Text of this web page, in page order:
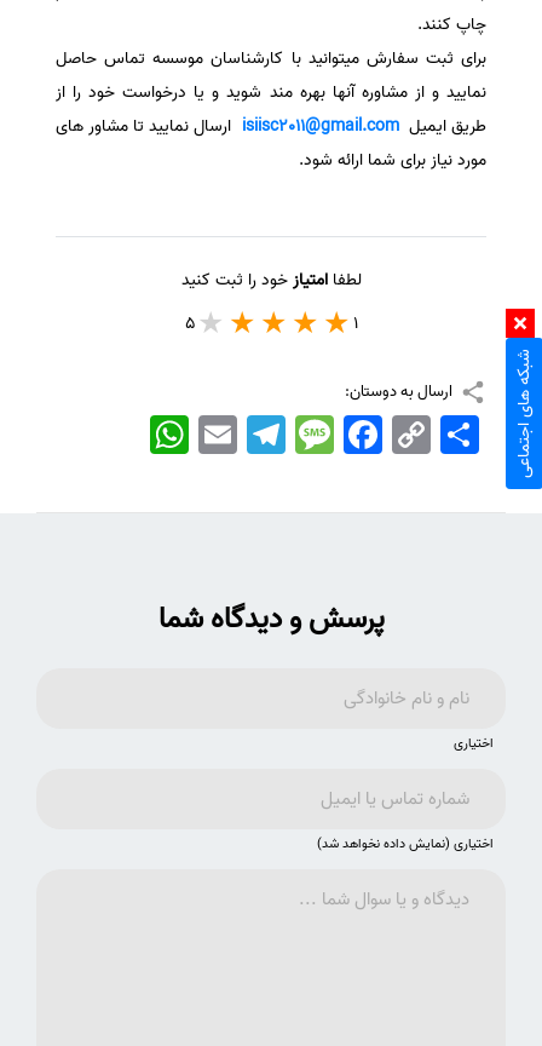
چاپ کنند.
برای ثبت سفارش میتوانید با کارشناسان موسسه تماس حاصل
نمایید و از مشاوره آنها بهره مند شوید و یا درخواست خود را از
طریق ایمیلisiisc2011@gmail.com ارسال نمایید تا مشاور های
مورد نیاز برای شما ارائه شود.
لطفاامتیازخود را ثبت کنید
1
5
ارسال به دوستان:
WhatsApp EmailTelegramMessageFacebook Copy
Link
اشتراک
پرسش و دیدگاه شما
اختیاری
اختیاری (نمایش داده نخواهد شد)
شبکه های اجتماعی